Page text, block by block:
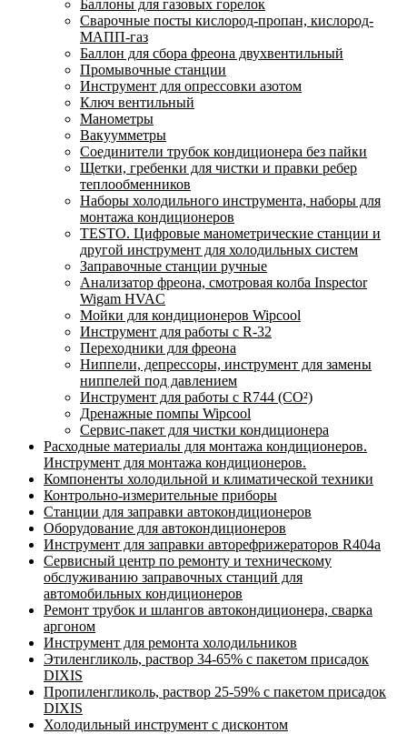
Баллоны для газовых горелок
Сварочные посты кислород-пропан, кислород-
МАПП-газ
Баллон для сбора фреона двухвентильный
Промывочные станции
Инструмент для опрессовки азотом
Ключ вентильный
Манометры
Вакуумметры
Соединители трубок кондиционера без пайки
Щетки, гребенки для чистки и правки ребер
теплообменников
Наборы холодильного инструмента, наборы для
монтажа кондиционеров
TESTO. Цифровые манометрические станции и
другой инструмент для холодильных систем
Заправочные станции ручные
Анализатор фреона, смотровая колба Inspector
Wigam HVAC
Мойки для кондиционеров Wipcool
Инструмент для работы с R-32
Переходники для фреона
Ниппели, депрессоры, инструмент для замены
ниппелей под давлением
Инструмент для работы с R744 (CO²)
Дренажные помпы Wipcool
Сервис-пакет для чистки кондиционера
Расходные материалы для монтажа кондиционеров.
Инструмент для монтажа кондиционеров.
Компоненты холодильной и климатической техники
Контрольно-измерительные приборы
Станции для заправки автокондиционеров
Оборудование для автокондиционеров
Инструмент для заправки авторефрижераторов R404a
Сервисный центр по ремонту и техническому
обслуживанию заправочных станций для
автомобильных кондиционеров
Ремонт трубок и шлангов автокондиционера, сварка
аргоном
Инструмент для ремонта холодильников
Этиленгликоль, раствор 34-65% с пакетом присадок
DIXIS
Пропиленгликоль, раствор 25-59% с пакетом присадок
DIXIS
Холодильный инструмент с дисконтом